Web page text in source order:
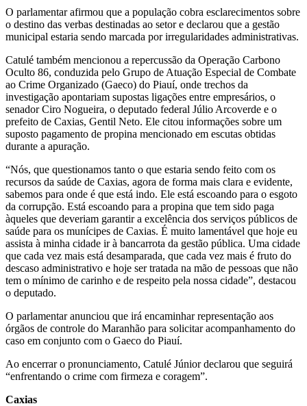
O parlamentar afirmou que a população cobra esclarecimentos sobre
o destino das verbas destinadas ao setor e declarou que a gestão
municipal estaria sendo marcada por irregularidades administrativas.
Catulé também mencionou a repercussão da Operação Carbono
Oculto 86, conduzida pelo Grupo de Atuação Especial de Combate
ao Crime Organizado (Gaeco) do Piauí, onde trechos da
investigação apontariam supostas ligações entre empresários, o
senador Ciro Nogueira, o deputado federal Júlio Arcoverde e o
prefeito de Caxias, Gentil Neto. Ele citou informações sobre um
suposto pagamento de propina mencionado em escutas obtidas
durante a apuração.
“Nós, que questionamos tanto o que estaria sendo feito com os
recursos da saúde de Caxias, agora de forma mais clara e evidente,
sabemos para onde é que está indo. Ele está escoando para o esgoto
da corrupção. Está escoando para a propina que tem sido paga
àqueles que deveriam garantir a excelência dos serviços públicos de
saúde para os munícipes de Caxias. É muito lamentável que hoje eu
assista à minha cidade ir à bancarrota da gestão pública. Uma cidade
que cada vez mais está desamparada, que cada vez mais é fruto do
descaso administrativo e hoje ser tratada na mão de pessoas que não
tem o mínimo de carinho e de respeito pela nossa cidade”, destacou
o deputado.
O parlamentar anunciou que irá encaminhar representação aos
órgãos de controle do Maranhão para solicitar acompanhamento do
caso em conjunto com o Gaeco do Piauí.
Ao encerrar o pronunciamento, Catulé Júnior declarou que seguirá
“enfrentando o crime com firmeza e coragem”.
Caxias